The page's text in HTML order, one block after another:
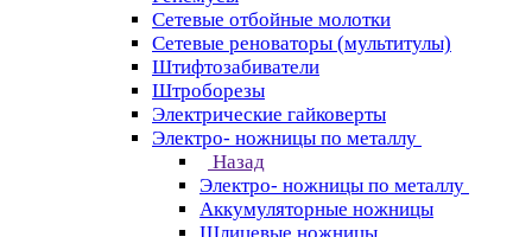
Сетевые отбойные молотки
Сетевые реноваторы (мультитулы)
Штифтозабиватели
Штроборезы
Электрические гайковерты
Электро- ножницы по металлу
Назад
Электро- ножницы по металлу
Аккумуляторные ножницы